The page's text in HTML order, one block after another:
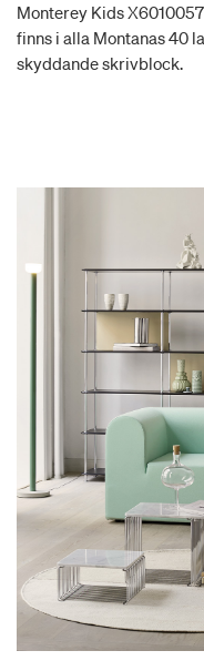
Monterey Kids
finns i alla Montanas 40
skyddande skrivblock.